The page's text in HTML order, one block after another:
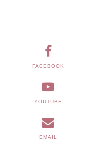
FACEBOOK
YOUTUBE
EMAIL